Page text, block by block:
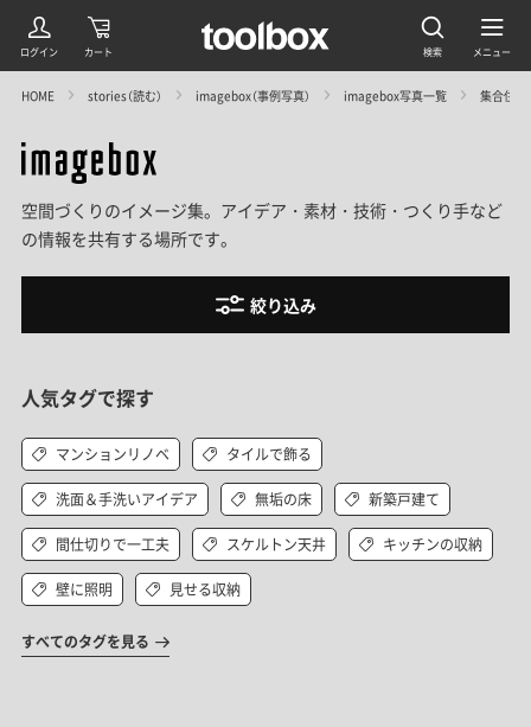
HOME stories（読む） imagebox（事例写真） imagebox写真一覧 集合住宅
空間づくりのイメージ集。アイデア・素材・技術・つくり手など
の情報を共有する場所です。
絞り込み
人気タグで探す
マンションリノベ タイルで飾る
洗面＆手洗いアイデア 無垢の床 新築戸建て
間仕切りで一工夫 スケルトン天井 キッチンの収納
壁に照明 見せる収納
すべてのタグを見る